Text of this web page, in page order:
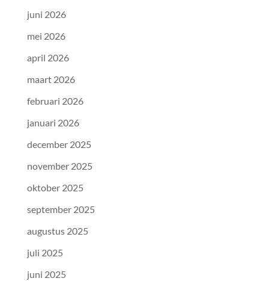
juni 2026
mei 2026
april 2026
maart 2026
februari 2026
januari 2026
december 2025
november 2025
oktober 2025
september 2025
augustus 2025
juli 2025
juni 2025